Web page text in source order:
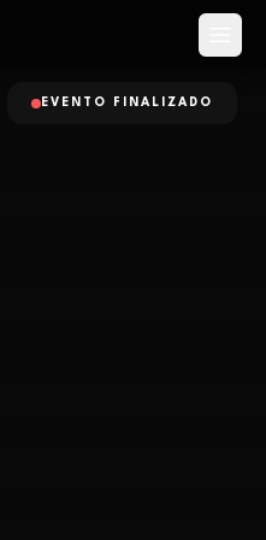
EVENTO FINALIZADO